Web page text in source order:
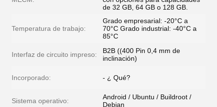
de 32 GB, 64 GB o 128 GB.
Temperatura de trabajo:
Grado empresarial: -20°C a
70°C Grado industrial: -40°C a
85°C
Interfaz de circuito impreso:
B2B ((400 Pin 0,4 mm de
inclinación)
Incorporado: - ¿ Qué?
Sistema operativo:
Android / Ubuntu / Buildroot /
Debian